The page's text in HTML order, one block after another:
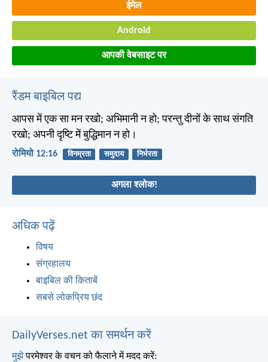
ईमेल
Android
आपकी वेबसाइट पर
रैंडम बाइबिल पद्य
आपस में एक सा मन रखो; अभिमानी न हो; परन्तु दीनों के साथ संगति
रखो; अपनी दृष्टि में बुद्धिमान न हो।
रोमियो 12:16 विनम्रता समुदाय निर्भरता
अगला श्लोक!
अधिक पढ़ें
विषय
संग्रहालय
बाइबिल की किताबें
सबसे लोकप्रिय छंद
DailyVerses.net का समर्थन करें
मुझेपरमेश्वर के वचन को फैलाने में मदद करें: